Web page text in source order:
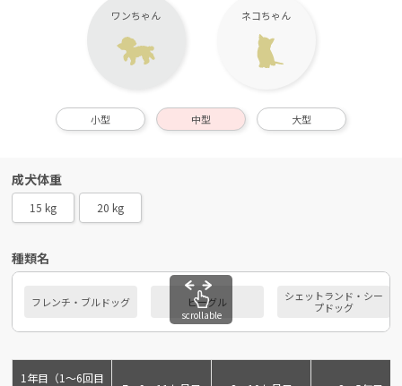
ワンちゃん ネコちゃん
小型 中型 大型
成犬体重
15 kg 20 kg
種類名
フレンチ・ブルドッグ ビーグル
シェットランド・シー
プドッグ
scrollable
1年目（1～6回目